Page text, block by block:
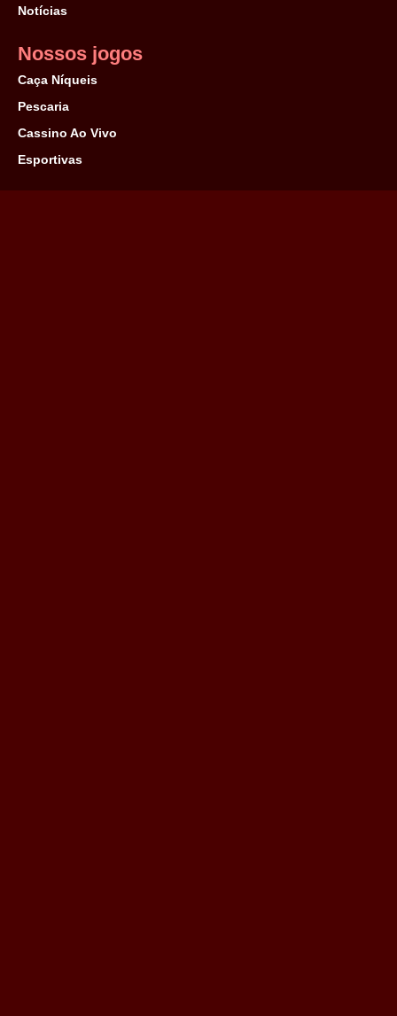
Notícias
Nossos jogos
Caça Níqueis
Pescaria
Cassino Ao Vivo
Esportivas